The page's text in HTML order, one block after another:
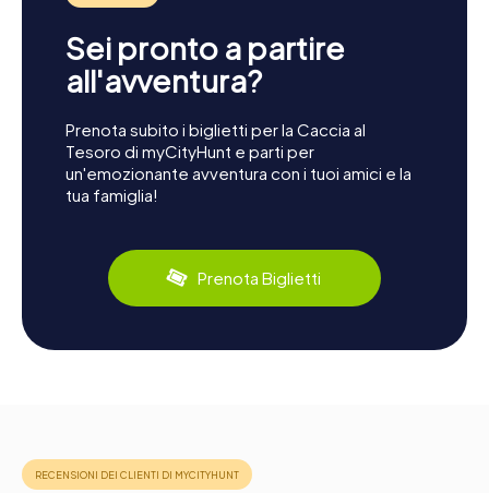
Sei pronto a partire
all'avventura?
Prenota subito i biglietti per la Caccia al
Tesoro di myCityHunt e parti per
un'emozionante avventura con i tuoi amici e la
tua famiglia!
Prenota Biglietti